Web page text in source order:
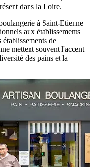
dans la Loire.
à Saint-Etienne
aux établissements
de
mettent souvent l'accent
des pains et la